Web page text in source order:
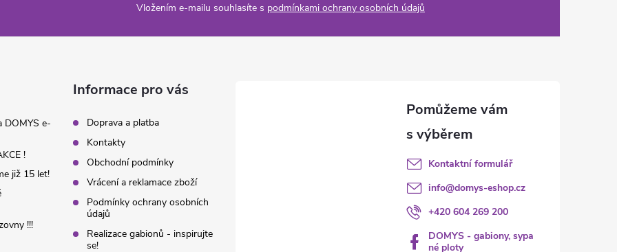
Vložením e-mailu souhlasíte s podmínkami ochrany osobních údajů
DOMYS e-
!
již 15 let!
!!!
Informace pro vás
Doprava a platba
Kontakty
Obchodní podmínky
Vrácení a reklamace zboží
Podmínky ochrany osobních
údajů
Realizace gabionů - inspirujte
se!
Kontaktní formulář
info@domys-eshop.cz
+420 604 269 200
DOMYS - gabiony, sypa
né ploty